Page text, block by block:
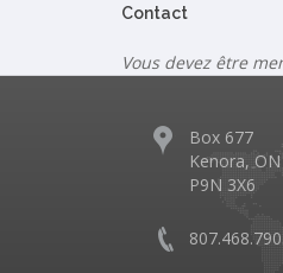
Contact
Vous devez être
Box 677
Kenora, ON
P9N 3X6